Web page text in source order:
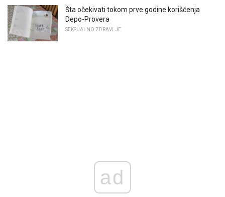
Šta očekivati ​​tokom prve godine korišćenja
Depo-Provera
SEKSUALNO ZDRAVLJE
ad